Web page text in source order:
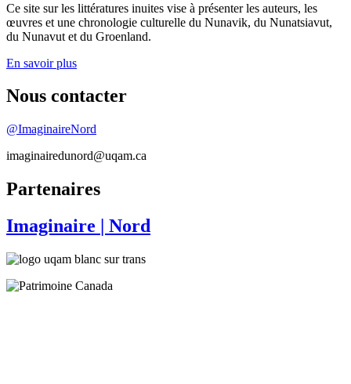
Ce site sur les littératures inuites vise à présenter les auteurs, les
œuvres et une chronologie culturelle du Nunavik, du Nunatsiavut,
du Nunavut et du Groenland.
En savoir plus
Nous contacter
@ImaginaireNord
imaginairedunord@uqam.ca
Partenaires
Imaginaire
| Nord